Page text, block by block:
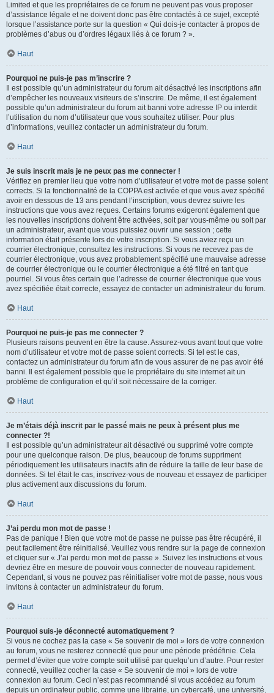
Limited et que les propriétaires de ce forum ne peuvent pas vous proposer
d’assistance légale et ne doivent donc pas être contactés à ce sujet, excepté
lorsque l’assistance porte sur la question « Qui dois-je contacter à propos de
problèmes d’abus ou d’ordres légaux liés à ce forum ? ».
Haut
Pourquoi ne puis-je pas m’inscrire ?
Il est possible qu’un administrateur du forum ait désactivé les inscriptions afin
d’empêcher les nouveaux visiteurs de s’inscrire. De même, il est également
possible qu’un administrateur du forum ait banni votre adresse IP ou interdit
l’utilisation du nom d’utilisateur que vous souhaitez utiliser. Pour plus
d’informations, veuillez contacter un administrateur du forum.
Haut
Je suis inscrit mais je ne peux pas me connecter !
Vérifiez en premier lieu que votre nom d’utilisateur et votre mot de passe soient
corrects. Si la fonctionnalité de la COPPA est activée et que vous avez spécifié
avoir en dessous de 13 ans pendant l’inscription, vous devrez suivre les
instructions que vous avez reçues. Certains forums exigeront également que
les nouvelles inscriptions doivent être activées, soit par vous-même ou soit par
un administrateur, avant que vous puissiez ouvrir une session ; cette
information était présente lors de votre inscription. Si vous aviez reçu un
courrier électronique, consultez les instructions. Si vous ne recevez pas de
courrier électronique, vous avez probablement spécifié une mauvaise adresse
de courrier électronique ou le courrier électronique a été filtré en tant que
pourriel. Si vous êtes certain que l’adresse de courrier électronique que vous
avez spécifiée était correcte, essayez de contacter un administrateur du forum.
Haut
Pourquoi ne puis-je pas me connecter ?
Plusieurs raisons peuvent en être la cause. Assurez-vous avant tout que votre
nom d’utilisateur et votre mot de passe soient corrects. Si tel est le cas,
contactez un administrateur du forum afin de vous assurer de ne pas avoir été
banni. Il est également possible que le propriétaire du site internet ait un
problème de configuration et qu’il soit nécessaire de la corriger.
Haut
Je m’étais déjà inscrit par le passé mais ne peux à présent plus me
connecter ?!
Il est possible qu’un administrateur ait désactivé ou supprimé votre compte
pour une quelconque raison. De plus, beaucoup de forums suppriment
périodiquement les utilisateurs inactifs afin de réduire la taille de leur base de
données. Si tel était le cas, inscrivez-vous de nouveau et essayez de participer
plus activement aux discussions du forum.
Haut
J’ai perdu mon mot de passe !
Pas de panique ! Bien que votre mot de passe ne puisse pas être récupéré, il
peut facilement être réinitialisé. Veuillez vous rendre sur la page de connexion
et cliquer sur « J’ai perdu mon mot de passe ». Suivez les instructions et vous
devriez être en mesure de pouvoir vous connecter de nouveau rapidement.
Cependant, si vous ne pouvez pas réinitialiser votre mot de passe, nous vous
invitons à contacter un administrateur du forum.
Haut
Pourquoi suis-je déconnecté automatiquement ?
Si vous ne cochez pas la case « Se souvenir de moi » lors de votre connexion
au forum, vous ne resterez connecté que pour une période prédéfinie. Cela
permet d’éviter que votre compte soit utilisé par quelqu’un d’autre. Pour rester
connecté, veuillez cocher la case « Se souvenir de moi » lors de votre
connexion au forum. Ceci n’est pas recommandé si vous accédez au forum
depuis un ordinateur public, comme une librairie, un cybercafé, une université,